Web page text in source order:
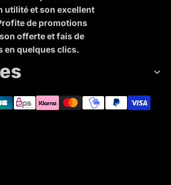
utilité et son excellent
de promotions
offerte et fais de
en quelques clics.